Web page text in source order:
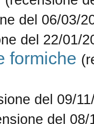
del 06/03/
del 22/01/
formiche
del 09/
del 08/